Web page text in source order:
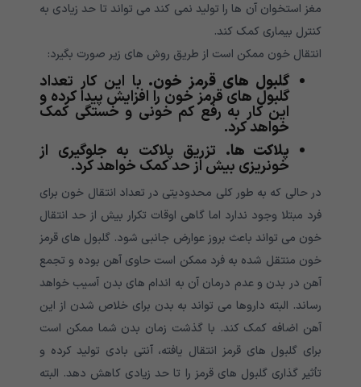
مغز استخوان آن ها را تولید نمی کند می تواند تا حد زیادی به
کنترل بیماری کمک کند.
انتقال خون ممکن است از طریق روش های زیر صورت بگیرد:
گلبول های قرمز خون. با این کار تعداد
گلبول های قرمز خون را افزایش پیدا کرده و
این کار به رفع کم خونی و خستگی کمک
خواهد کرد.
پلاکت ها. تزریق پلاکت به جلوگیری از
خونریزی بیش از حد کمک خواهد کرد.
در حالی که به طور کلی محدودیتی در تعداد انتقال خون برای
فرد مبتلا وجود ندارد اما گاهی اوقات تکرار بیش از حد انتقال
خون می تواند باعث بروز عوارض جانبی شود. گلبول های قرمز
خون منتقل شده به فرد ممکن است حاوی آهن بوده و تجمع
آهن در بدن و عدم درمان آن به اندام های بدن آسیب خواهد
رساند. البته داروها می تواند به بدن برای خلاص شدن از این
آهن اضافه کمک کند. با گذشت زمان بدن شما ممکن است
برای گلبول های قرمز انتقال یافته، آنتی بادی تولید کرده و
تأثیر گذاری گلبول های قرمز را تا حد زیادی کاهش دهد. البته